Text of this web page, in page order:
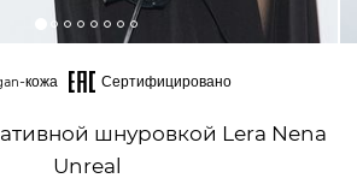
кожа Сертифицировано
шнуровкой Lera Nena
Unreal